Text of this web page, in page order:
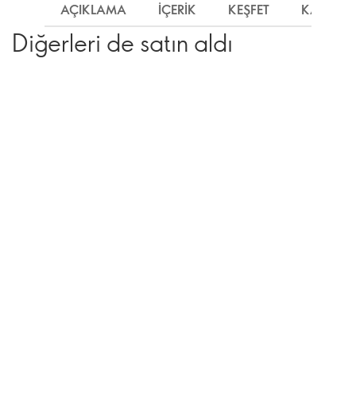
AÇIKLAMA İÇERIK KEŞFET KARGO
Diğerleri de satın aldı